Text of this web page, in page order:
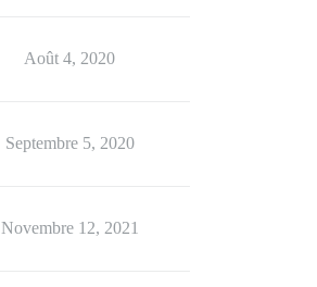
Août 4, 2020
Septembre 5, 2020
Novembre 12, 2021